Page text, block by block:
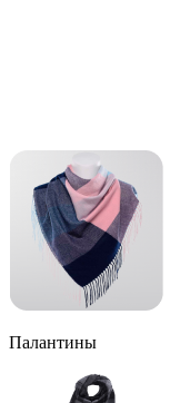
Палантины